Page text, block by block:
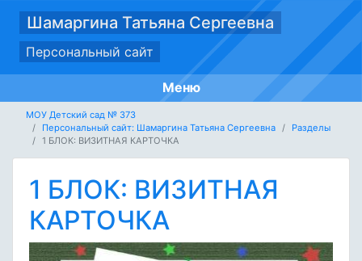
Шамаргина Татьяна Сергеевна
Персональный сайт
Меню
МОУ Детский cад № 373
Персональный сайт: Шамаргина Татьяна Сергеевна
Разделы
1 БЛОК: ВИЗИТНАЯ КАРТОЧКА
1 БЛОК: ВИЗИТНАЯ
КАРТОЧКА